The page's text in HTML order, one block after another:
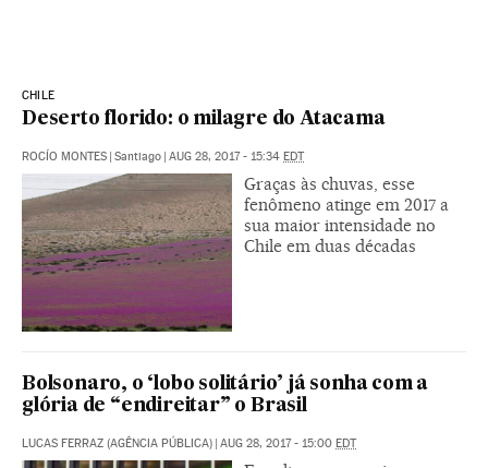
CHILE
Deserto florido: o milagre do Atacama
ROCÍO MONTES | Santiago | AUG 28, 2017 - 15:34 EDT
Graças às chuvas, esse
fenômeno atinge em 2017 a
sua maior intensidade no
Chile em duas décadas
Bolsonaro, o ‘lobo solitário’ já sonha com a
glória de “endireitar” o Brasil
LUCAS FERRAZ (AGÊNCIA PÚBLICA) | AUG 28, 2017 - 15:00 EDT